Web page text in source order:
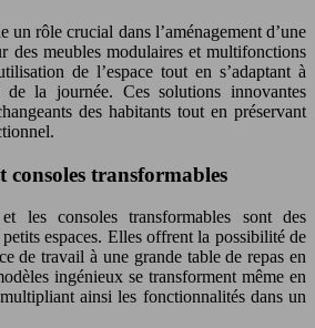
rôle crucial dans l’aménagement d’une
des meubles modulaires et multifonctions
de l’espace tout en s’adaptant à
la journée. Ces solutions innovantes
des habitants tout en préservant
consoles transformables
les consoles transformables sont des
espaces. Elles offrent la possibilité de
de travail à une grande table de repas en
ingénieux se transforment même en
ainsi les fonctionnalités dans un